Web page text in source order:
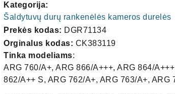
Kategorija:
Šaldytuvų durų rankenėlės kameros durelės
Prekės kodas: DGR71134
Orginalus kodas: CK383119
Tinka modeliams:
ARG 760/A+, ARG 866/A+++, ARG 864/
862/A++ S, ARG 762/A+, ARG 763/A+, ARG